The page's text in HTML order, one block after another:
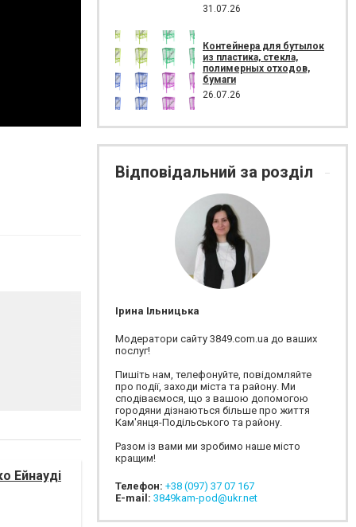
Ейнауді
31.07.26
Контейнера для бутылок
из пластика, стекла,
полимерных отходов,
бумаги
26.07.26
Відповідальний за розділ
Ірина Ільницька
Модератори сайту 3849.com.ua до ваших
послуг!
Пишіть нам, телефонуйте, повідомляйте
про події, заходи міста та району. Ми
сподіваємося, що з вашою допомогою
городяни дізнаються більше про життя
Кам'янця-Подільського та району.
Разом із вами ми зробимо наше місто
кращим!
Телефон: +38 (097) 37 07 167
E-mail: 3849kam-pod@ukr.net